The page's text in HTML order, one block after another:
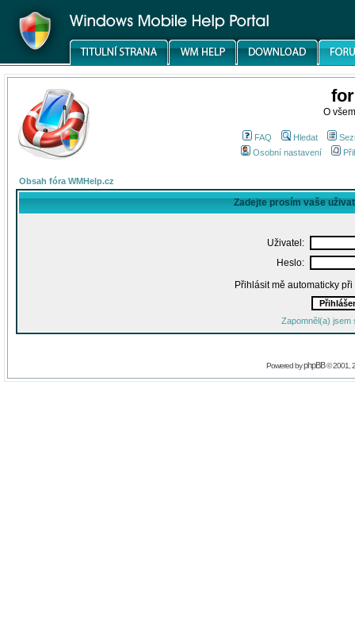
O
FAQ Hledat
Osobní nastavení
Obsah fóra WMHelp.cz
Zadejte prosím vaše
Uživatel:
Heslo:
Přihlásit mě automaticky
Zapomněl(a) jsem
Powered byphpBB© 2001,